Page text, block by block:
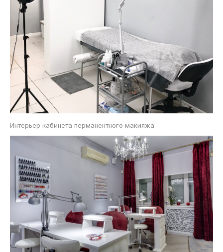
Интерьер кабинета перманентного макияжа